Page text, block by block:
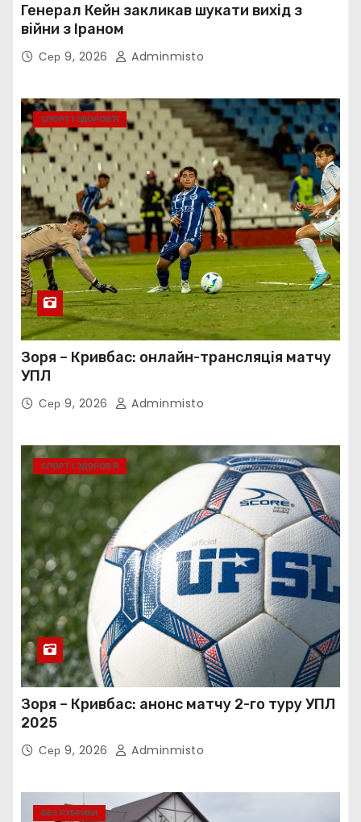
Генерал Кейн закликав шукати вихід з
війни з Іраном
Сер 9, 2026 Adminmisto
СПОРТ І ЗДОРОВ’Я
Зоря – Кривбас: онлайн-трансляція матчу
УПЛ
Сер 9, 2026 Adminmisto
СПОРТ І ЗДОРОВ’Я
Зоря – Кривбас: анонс матчу 2-го туру УПЛ
2025
Сер 9, 2026 Adminmisto
БЕЗ РУБРИКИ